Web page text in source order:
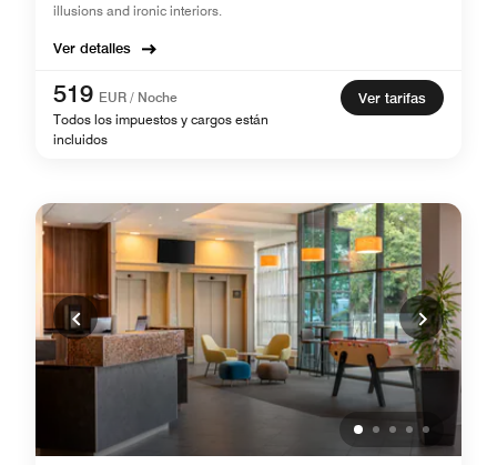
illusions and ironic interiors.
Ver detalles
519 EUR / Noche
Todos los impuestos y cargos están
incluidos
Ver tarifas